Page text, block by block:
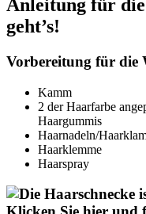
Anleitung für die
geht’s!
Vorbereitung für die
Kamm
2 der Haarfarbe
Haargummis
Haarnadeln/
Haarklemme
Haarspray